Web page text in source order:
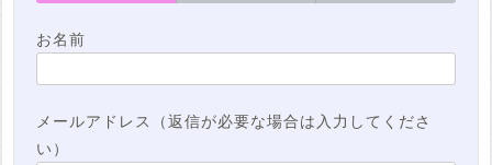
お名前
メールアドレス（返信が必要な場合は入力してくださ
い）